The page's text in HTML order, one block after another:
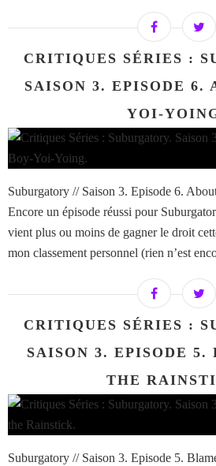
CRITIQUES SÉRIES :
SAISON 3. EPISODE 6.
YOI-
Suburgatory // Saison 3. Episode 6.
Encore un épisode réussi pour
vient plus ou moins de gagner le droit
mon classement personnel (rien n’est
CRITIQUES SÉRIES :
SAISON 3. EPISODE
THE
Suburgatory // Saison 3. Episode 5.